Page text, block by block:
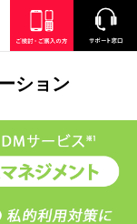
ション